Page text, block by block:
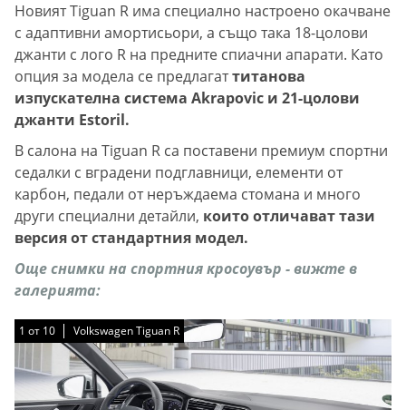
Новият Tiguan R има специално настроено окачване
с адаптивни амортисьори, а също така 18-цолови
джанти с лого R на предните спиачни апарати. Като
опция за модела се предлагаттитанова
изпускателна система Akrapovic и 21-цолови
джанти Estoril.
В салона на Tiguan R са поставени премиум спортни
седалки с вградени подглавници, елементи от
карбон, педали от неръждаема стомана и много
други специални детайли, които отличават тази
версия от стандартния модел.
Още снимки на спортния кросоувър - вижте в
галерията:
1 от 10 Volkswagen Tiguan R
1 от 10 Volkswagen Tiguan R
1 от 10 Volkswagen Tiguan R
1 от 10 Volkswagen Tiguan R
1 от 10 Volkswagen Tiguan R
1 от 10 Volkswagen Tiguan R
1 от 10 Volkswagen Tiguan R
1 от 10 Volkswagen Tiguan R
1 от 10 Volkswagen Tiguan R
1 от 10 Volkswagen Tiguan R